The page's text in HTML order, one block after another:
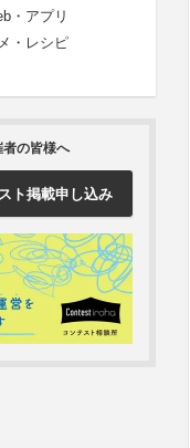
・アプリ
・レシピ
者の皆様へ
ト掲載申し込み